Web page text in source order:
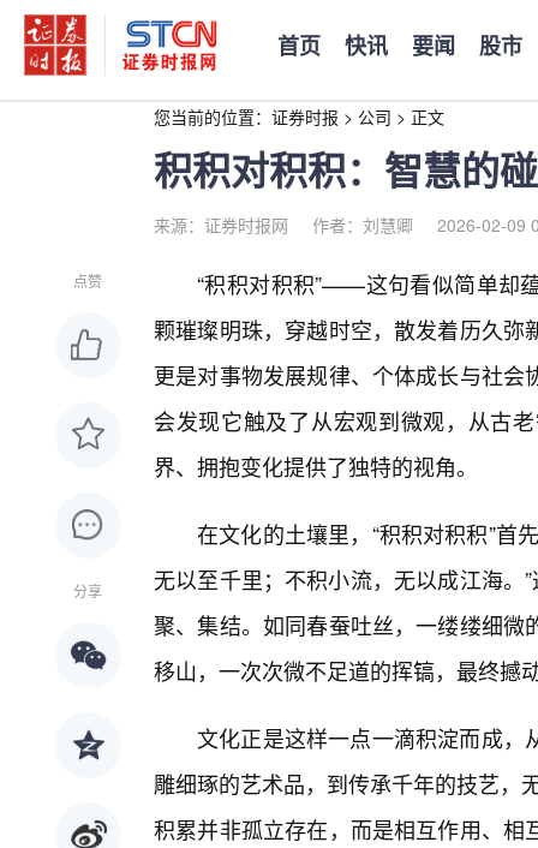
首页 快讯 要闻 股市
您当前的位置： 证券时报 > 公司 > 正文
积积对积积：智慧的
来源：证券时报网 作者：刘慧卿 2026-02-09
点赞
分享
“积积对积积”——这句看似简单却
颗璀璨明珠，穿越时空，散发着历久
更是对事物发展规律、个体成长与社
会发现它触及了从宏观到微观，从古
界、拥抱变化提供了独特的视角。
在文化的土壤里，“积积对积积”首
无以至千里；不积小流，无以成江海。
聚、集结。如同春蚕吐丝，一缕缕细
移山，一次次微不足道的挥镐，最终撼
文化正是这样一点一滴积淀而成，
雕细琢的艺术品，到传承千年的技艺，
积累并非孤立存在，而是相互作用、